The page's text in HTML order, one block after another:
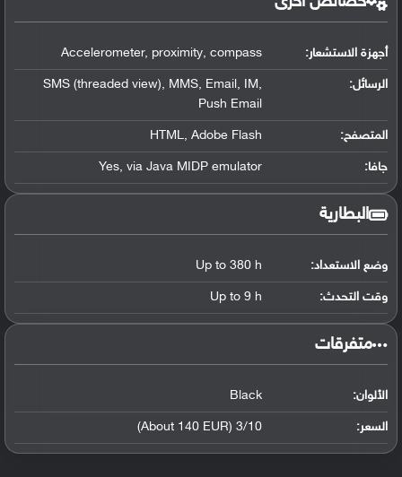
أجهزة الاستشعار: Accelerometer, proximity, compass
الرسائل:
SMS (threaded view), MMS, Email, IM,
Push Email
المتصفح: HTML, Adobe Flash
جافا: Yes, via Java MIDP emulator
البطارية
وضع الاستعداد: Up to 380 h
وقت التحدث: Up to 9 h
‏متفرقات‏
الألوان: Black
السعر: 3/10 (About 140 EUR)